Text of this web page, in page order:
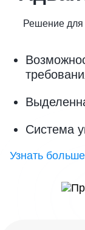
Решение для
Система
Узнать больше